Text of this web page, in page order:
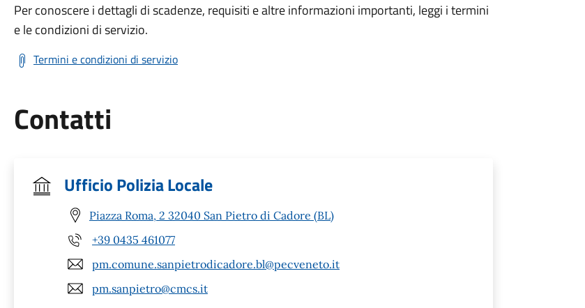
Per conoscere i dettagli di scadenze, requisiti e altre informazioni importanti, leggi i termini
e le condizioni di servizio.
Termini e condizioni di servizio
Contatti
Ufficio Polizia Locale
Piazza Roma, 2 32040 San Pietro di Cadore (BL)
+39 0435 461077
pm.comune.sanpietrodicadore.bl@pecveneto.it
pm.sanpietro@cmcs.it